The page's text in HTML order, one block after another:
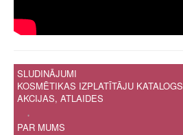
SLUDINĀJUMI
KOSMĒTIKAS IZPLATĪTĀJU KATALOGS
AKCIJAS, ATLAIDES
.
PAR MUMS